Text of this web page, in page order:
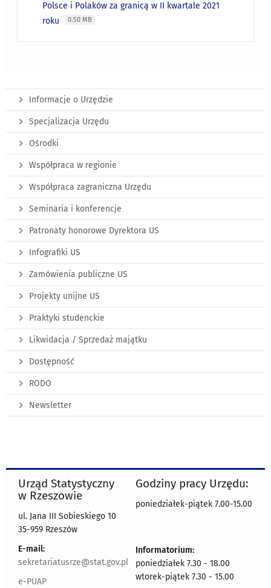
Polsce i Polaków za granicą w II kwartale 2021
roku
0.50 MB
Informacje o Urzędzie
Specjalizacja Urzędu
Ośrodki
Współpraca w regionie
Współpraca zagraniczna Urzędu
Seminaria i konferencje
Patronaty honorowe Dyrektora US
Infografiki US
Zamówienia publiczne US
Projekty unijne US
Praktyki studenckie
Likwidacja / Sprzedaż majątku
Dostępność
RODO
Newsletter
Urząd Statystyczny
w Rzeszowie
ul. Jana III Sobieskiego 10
35-959 Rzeszów
E-mail:
sekretariatusrze@stat.gov.pl
e-PUAP
Godziny pracy Urzędu:
poniedziałek-piątek 7.00-15.00
Informatorium:
poniedziałek 7.30 - 18.00
wtorek-piątek 7.30 - 15.00